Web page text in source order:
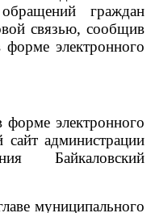
граждан
связью, сообщив
электронного
электронного
сайт администрации
Байкаловский
муниципального